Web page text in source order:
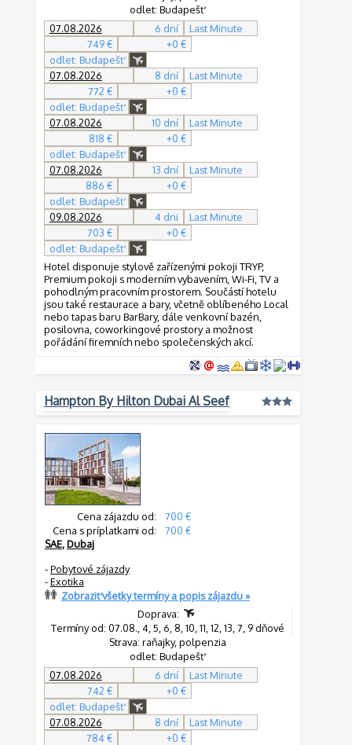
odlet: Budapešť
07.08.2026
6 dní
Last Minute
749 €
+0 €
odlet: Budapešť
07.08.2026
8 dní
Last Minute
772 €
+0 €
odlet: Budapešť
07.08.2026
10 dní
Last Minute
818 €
+0 €
odlet: Budapešť
07.08.2026
13 dní
Last Minute
886 €
+0 €
odlet: Budapešť
09.08.2026
4 dni
Last Minute
703 €
+0 €
odlet: Budapešť
Hotel disponuje stylově zařízenými pokoji TRYP,
Premium pokoji s moderním vybavením, Wi-Fi, TV a
pohodlným pracovním prostorem. Součástí hotelu
jsou také restaurace a bary, včetně oblíbeného Local
nebo tapas baru BarBary, dále venkovní bazén,
posilovna, coworkingové prostory a možnost
pořádání firemních nebo společenských akcí.
Hampton By Hilton Dubai Al Seef
Cena zájazdu od:
700 €
Cena s príplatkami od:
700 €
SAE,Dubaj
-Pobytové zájazdy
-Exotika
Zobraziť všetky termíny a popis zájazdu »
Doprava:
Termíny od: 07.08., 4, 5, 6, 8, 10, 11, 12, 13, 7, 9 dňové
Strava: raňajky, polpenzia
odlet: Budapešť
07.08.2026
6 dní
Last Minute
742 €
+0 €
odlet: Budapešť
07.08.2026
8 dní
Last Minute
784 €
+0 €